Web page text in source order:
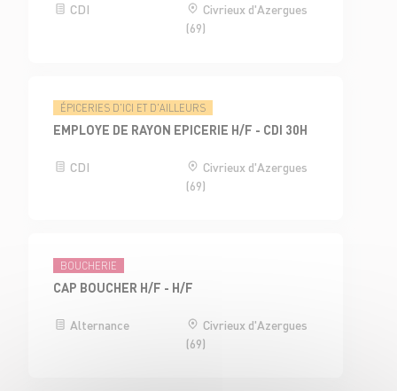
CDI
Civrieux d'Azergues
(69)
ÉPICERIES D'ICI ET D'AILLEURS
EMPLOYE DE RAYON EPICERIE H/F - CDI 30H
CDI
Civrieux d'Azergues
(69)
BOUCHERIE
CAP BOUCHER H/F - H/F
Alternance
Civrieux d'Azergues
(69)